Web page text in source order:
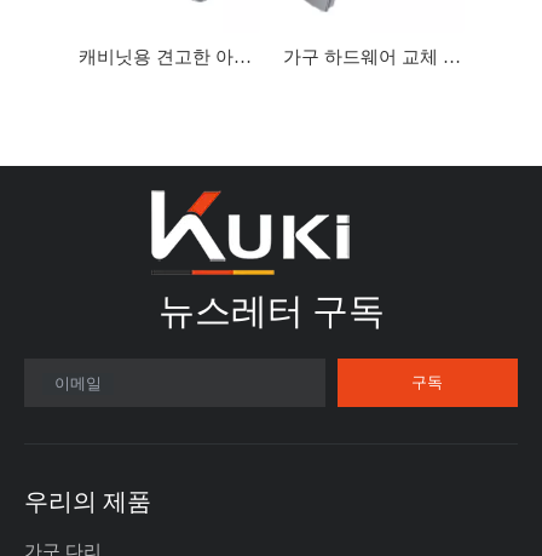
캐비닛용 견고한 아연 합금 소파 다리 가구 하드웨어 교체 로즈 골드 실버 골동품 철 강철 TV 스탠드 알루미늄 소파 다리
뉴스레터 구독​​​​​​​
이메일 구독
우리의 제품
가구 다리